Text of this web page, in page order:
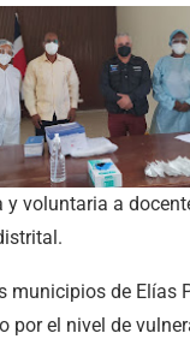
y voluntaria a
municipios de Elías
por el nivel de